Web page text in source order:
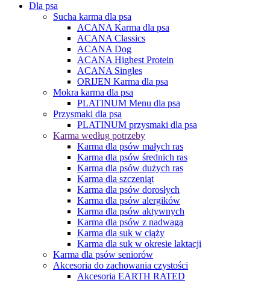
Dla psa
Sucha karma dla psa
ACANA Karma dla psa
ACANA Classics
ACANA Dog
ACANA Highest Protein
ACANA Singles
ORIJEN Karma dla psa
Mokra karma dla psa
PLATINUM Menu dla psa
Przysmaki dla psa
PLATINUM przysmaki dla psa
Karma według potrzeby
Karma dla psów małych ras
Karma dla psów średnich ras
Karma dla psów dużych ras
Karma dla szczeniąt
Karma dla psów dorosłych
Karma dla psów alergików
Karma dla psów aktywnych
Karma dla psów z nadwagą
Karma dla suk w ciąży
Karma dla suk w okresie laktacji
Karma dla psów seniorów
Akcesoria do zachowania czystości
Akcesoria EARTH RATED